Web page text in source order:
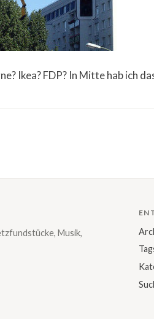
Ikea? FDP? In Mitte hab ich
Musik,